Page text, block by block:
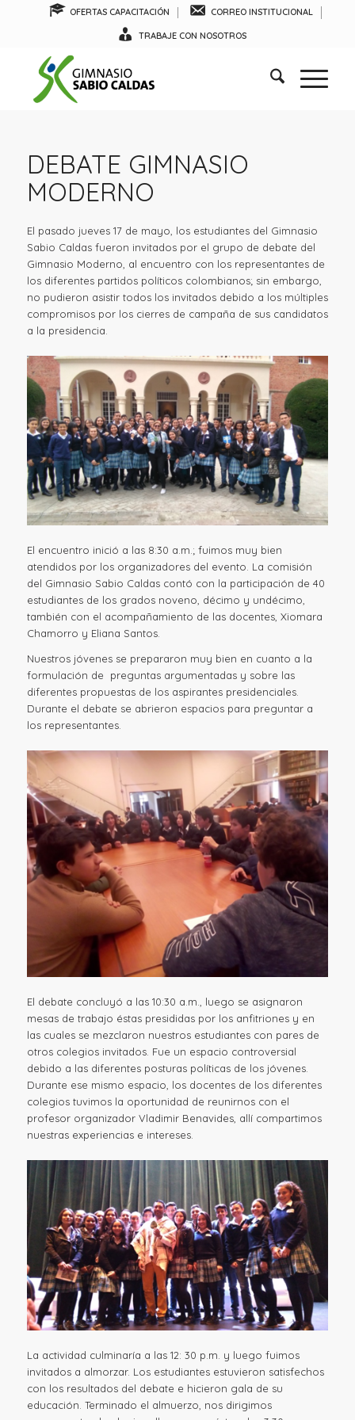
OFERTAS CAPACITACIÓN CORREO INSTITUCIONAL
TRABAJE CON NOSOTROS
DEBATE GIMNASIO
MODERNO
El pasado jueves 17 de mayo, los estudiantes del Gimnasio
Sabio Caldas fueron invitados por el grupo de debate del
Gimnasio Moderno, al encuentro con los representantes de
los diferentes partidos políticos colombianos; sin embargo,
no pudieron asistir todos los invitados debido a los múltiples
compromisos por los cierres de campaña de sus candidatos
a la presidencia.
El encuentro inició a las 8:30 a.m.; fuimos muy bien
atendidos por los organizadores del evento. La comisión
del Gimnasio Sabio Caldas contó con la participación de 40
estudiantes de los grados noveno, décimo y undécimo,
también con el acompañamiento de las docentes, Xiomara
Chamorro y Eliana Santos.
Nuestros jóvenes se prepararon muy bien en cuanto a la
formulación de preguntas argumentadas y sobre las
diferentes propuestas de los aspirantes presidenciales.
Durante el debate se abrieron espacios para preguntar a
los representantes.
El debate concluyó a las 10:30 a.m., luego se asignaron
mesas de trabajo éstas presididas por los anfitriones y en
las cuales se mezclaron nuestros estudiantes con pares de
otros colegios invitados. Fue un espacio controversial
debido a las diferentes posturas políticas de los jóvenes.
Durante ese mismo espacio, los docentes de los diferentes
colegios tuvimos la oportunidad de reunirnos con el
profesor organizador Vladimir Benavides, allí compartimos
nuestras experiencias e intereses.
La actividad culminaría a las 12: 30 p.m. y luego fuimos
invitados a almorzar. Los estudiantes estuvieron satisfechos
con los resultados del debate e hicieron gala de su
educación. Terminado el almuerzo, nos dirigimos